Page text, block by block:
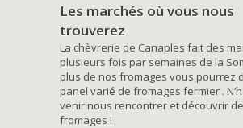
Les marchés où vous nous
trouverez
La chèvrerie de Canaples fait des
plusieurs fois par semaines de la
plus de nos fromages vous pourrez
panel varié de fromages fermier .
venir nous rencontrer et découvrir
fromages !